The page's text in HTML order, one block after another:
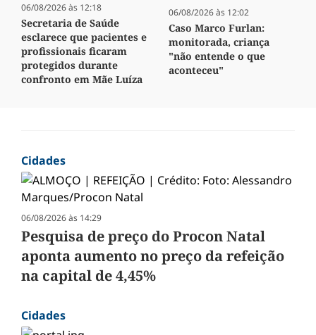
06/08/2026 às 12:18
Secretaria de Saúde
esclarece que pacientes e
profissionais ficaram
protegidos durante
confronto em Mãe Luíza
06/08/2026 às 12:02
Caso Marco Furlan:
monitorada, criança
"não entende o que
aconteceu"
Cidades
06/08/2026 às 14:29
Pesquisa de preço do Procon Natal
aponta aumento no preço da refeição
na capital de 4,45%
Cidades